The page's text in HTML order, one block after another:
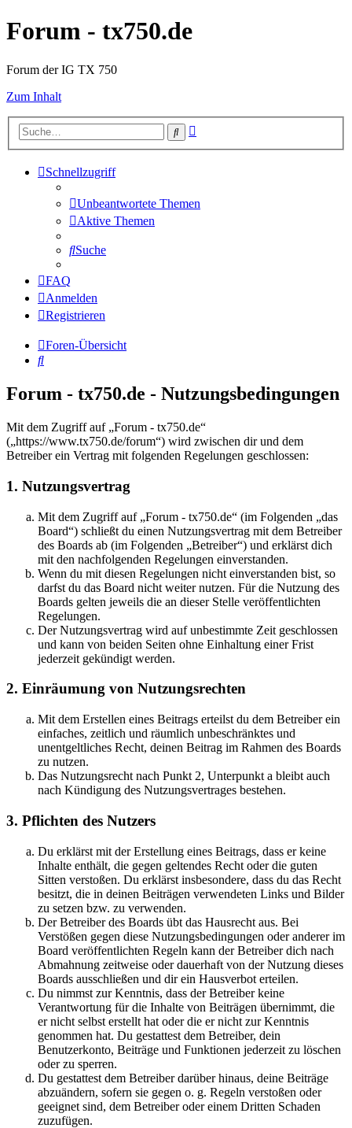
Forum - tx750.de
Forum der IG TX 750
Zum Inhalt
Suche
Schnellzugriff
Unbeantwortete Themen
Aktive Themen
Suche
FAQ
Anmelden
Registrieren
Foren-Übersicht
Suche
Forum - tx750.de - Nutzungsbedingungen
Mit dem Zugriff auf „Forum - tx750.de“
(„https://www.tx750.de/forum“) wird zwischen dir und dem
Betreiber ein Vertrag mit folgenden Regelungen geschlossen:
1. Nutzungsvertrag
Mit dem Zugriff auf „Forum - tx750.de“ (im Folgenden „das
Board“) schließt du einen Nutzungsvertrag mit dem Betreiber
des Boards ab (im Folgenden „Betreiber“) und erklärst dich
mit den nachfolgenden Regelungen einverstanden.
Wenn du mit diesen Regelungen nicht einverstanden bist, so
darfst du das Board nicht weiter nutzen. Für die Nutzung des
Boards gelten jeweils die an dieser Stelle veröffentlichten
Regelungen.
Der Nutzungsvertrag wird auf unbestimmte Zeit geschlossen
und kann von beiden Seiten ohne Einhaltung einer Frist
jederzeit gekündigt werden.
2. Einräumung von Nutzungsrechten
Mit dem Erstellen eines Beitrags erteilst du dem Betreiber ein
einfaches, zeitlich und räumlich unbeschränktes und
unentgeltliches Recht, deinen Beitrag im Rahmen des Boards
zu nutzen.
Das Nutzungsrecht nach Punkt 2, Unterpunkt a bleibt auch
nach Kündigung des Nutzungsvertrages bestehen.
3. Pflichten des Nutzers
Du erklärst mit der Erstellung eines Beitrags, dass er keine
Inhalte enthält, die gegen geltendes Recht oder die guten
Sitten verstoßen. Du erklärst insbesondere, dass du das Recht
besitzt, die in deinen Beiträgen verwendeten Links und Bilder
zu setzen bzw. zu verwenden.
Der Betreiber des Boards übt das Hausrecht aus. Bei
Verstößen gegen diese Nutzungsbedingungen oder anderer im
Board veröffentlichten Regeln kann der Betreiber dich nach
Abmahnung zeitweise oder dauerhaft von der Nutzung dieses
Boards ausschließen und dir ein Hausverbot erteilen.
Du nimmst zur Kenntnis, dass der Betreiber keine
Verantwortung für die Inhalte von Beiträgen übernimmt, die
er nicht selbst erstellt hat oder die er nicht zur Kenntnis
genommen hat. Du gestattest dem Betreiber, dein
Benutzerkonto, Beiträge und Funktionen jederzeit zu löschen
oder zu sperren.
Du gestattest dem Betreiber darüber hinaus, deine Beiträge
abzuändern, sofern sie gegen o. g. Regeln verstoßen oder
geeignet sind, dem Betreiber oder einem Dritten Schaden
zuzufügen.